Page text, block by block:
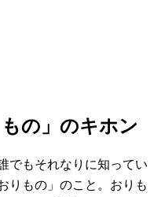
の」のキホン
でもそれなりに知ってい
りもの」のこと。おりも